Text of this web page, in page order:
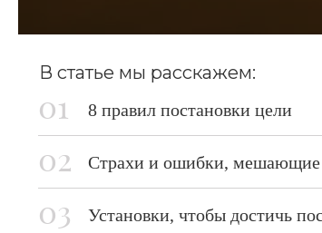
В статье мы расскажем:
8 правил постановки цели
Страхи и ошибки, мешающие
Установки, чтобы достичь